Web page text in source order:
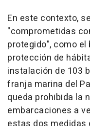
En este contexto,
"comprometidas
protegido", como
protección de
instalación de 103
franja marina del
queda prohibida la
embarcaciones a